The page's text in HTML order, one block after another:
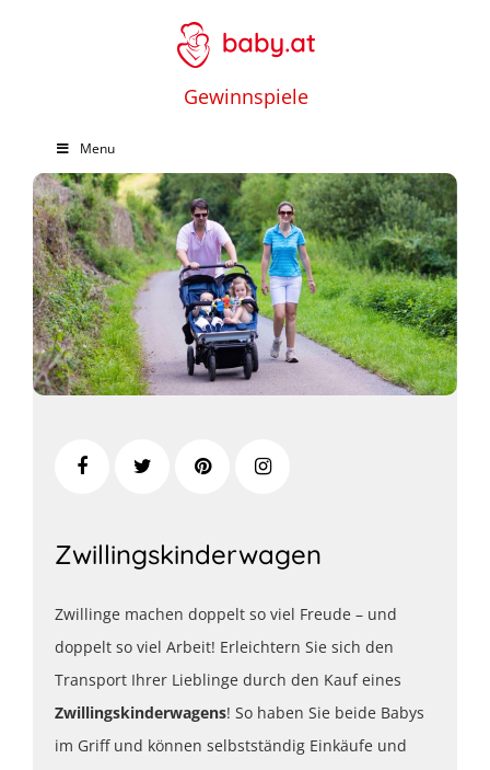
Gewinnspiele
Menu
Zwillingskinderwagen
Zwillinge machen doppelt so viel Freude – und
doppelt so viel Arbeit! Erleichtern Sie sich den
Transport Ihrer Lieblinge durch den Kauf eines
Zwillingskinderwagens! So haben Sie beide Babys
im Griff und können selbstständig Einkäufe und